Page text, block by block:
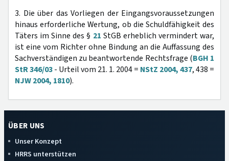
3. Die über das Vorliegen der Eingangsvoraussetzungen
hinaus erforderliche Wertung, ob die Schuldfähigkeit des
Täters im Sinne des § 21 StGB erheblich vermindert war,
ist eine vom Richter ohne Bindung an die Auffassung des
Sachverständigen zu beantwortende Rechtsfrage (BGH 1
StR 346/03- Urteil vom 21. 1. 2004 = NStZ 2004, 437, 438 =
NJW 2004, 1810).
ÜBER UNS
Unser Konzept
HRRS unterstützen